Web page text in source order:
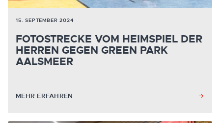
15. SEPTEMBER 2024
FOTOSTRECKE VOM HEIMSPIEL DER
HERREN GEGEN GREEN PARK
AALSMEER
MEHR ERFAHREN